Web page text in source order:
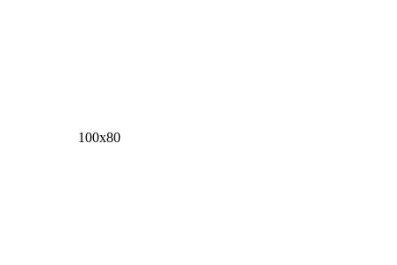
100х80